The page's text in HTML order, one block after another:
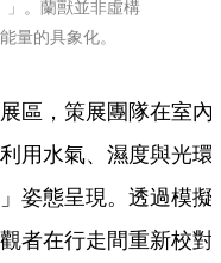
。蘭獸並非虛構
量的具象化。
區，策展團隊在室內
用水氣、濕度與光環
姿態呈現。透過模擬
者在行走間重新校對